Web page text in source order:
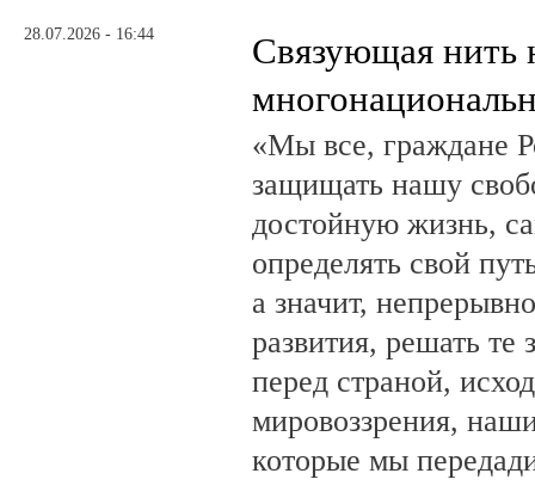
28.07.2026 - 16:44
Связующая нить
«Мы все, граждане
защищать нашу
достойную жизнь,
определять свой
а значит,
развития, решать те
перед страной,
мировоззрения,
которые мы